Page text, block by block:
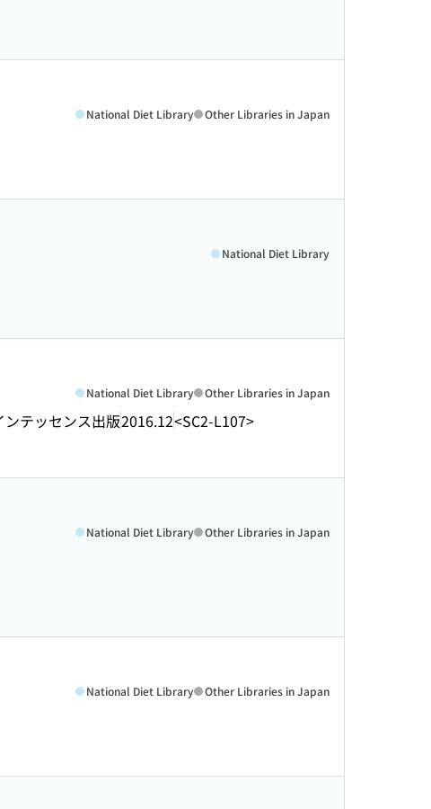
National Diet Library Other Libraries in Japan
National Diet Library
ンテッセンス出版2016.12<SC2-L107>
National Diet Library Other Libraries in Japan
National Diet Library Other Libraries in Japan
National Diet Library Other Libraries in Japan